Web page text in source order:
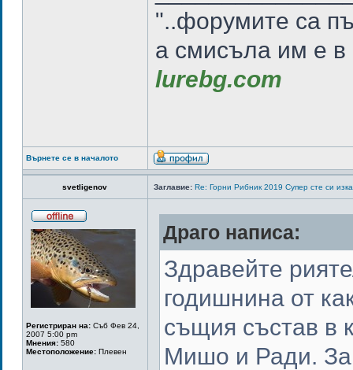
"..форумите са
а смисъла им е в
lurebg.com
Върнете се в началото
svetligenov Заглавие: Re: Горни Рибник 2019 Супер сте си
Регистриран на:Съб Фев 24,
2007 5:00 pm
Мнения:580
Местоположение:Плевен
Драго написа:
Здравейте
годишнина от
същия състав в
Мишо и Ради.